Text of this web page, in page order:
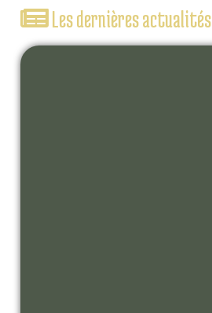
Les dernières actualités